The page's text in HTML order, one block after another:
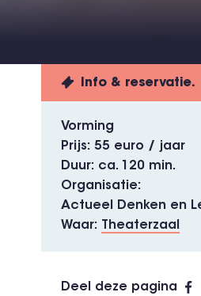
Info & reservatie.
Vorming
Prijs
55 euro / jaar
Duur
ca. 120 min.
Organisatie
Actueel Denken en
Waar
Theaterzaal
Deel deze pagina